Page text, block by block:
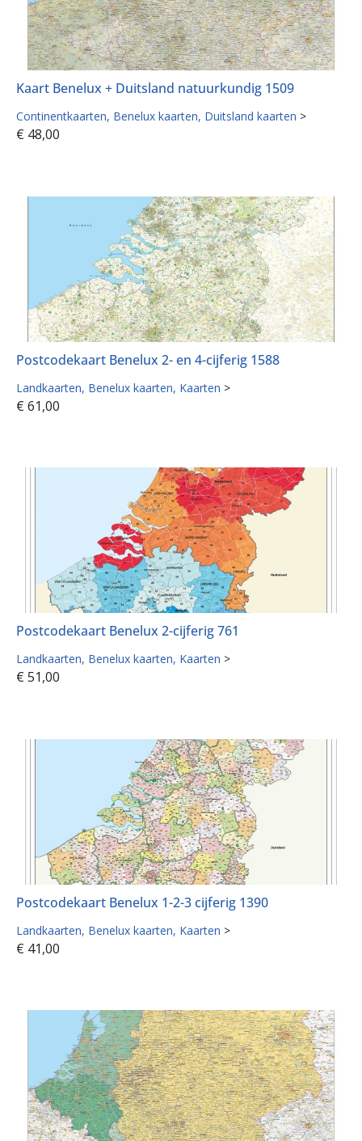
Kaart Benelux + Duitsland natuurkundig 1509
Continentkaarten Benelux kaarten Duitsland kaarten >
€ 48,00
Postcodekaart Benelux 2- en 4-cijferig 1588
Landkaarten Benelux kaarten Kaarten >
€ 61,00
Postcodekaart Benelux 2-cijferig 761
Landkaarten Benelux kaarten Kaarten >
€ 51,00
Postcodekaart Benelux 1-2-3 cijferig 1390
Landkaarten Benelux kaarten Kaarten >
€ 41,00